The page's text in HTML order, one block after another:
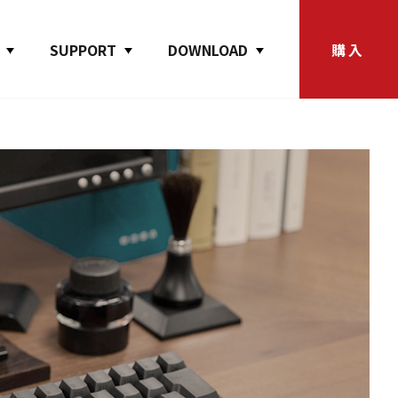
SUPPORT DOWNLOAD 購入